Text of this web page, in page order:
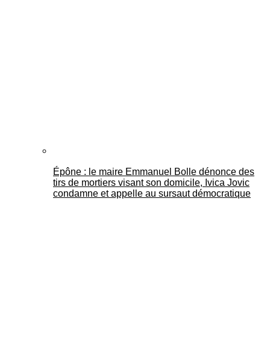
Épône : le maire Emmanuel Bolle dénonce des
tirs de mortiers visant son domicile, Ivica Jovic
condamne et appelle au sursaut démocratique